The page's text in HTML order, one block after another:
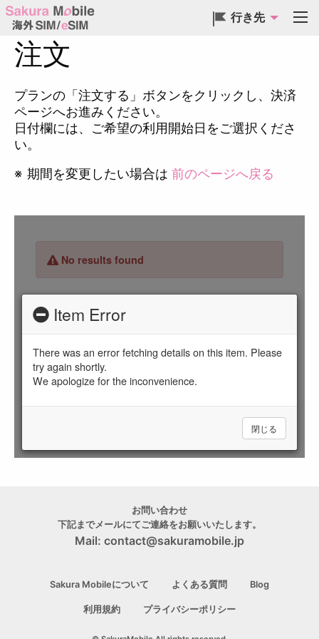
行き先
注文
プランの「注文する」ボタンをクリックし、決済
ページへお進みください。
日付欄には、ご希望の利用開始日をご選択くださ
い。
※ 期間を変更したい場合は 前のページへ戻る
お問い合わせ
下記までメールにてご連絡をお願いいたします。
Mail: contact@sakuramobile.jp
Sakura Mobileについて よくある質問 Blog
利用規約 プライバシーポリシー